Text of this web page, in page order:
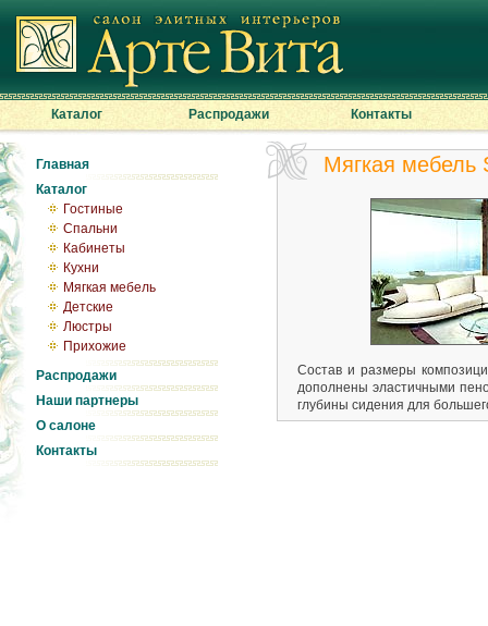
Каталог Распродажи Контакты
Главная
Каталог
Гостиные
Спальни
Кабинеты
Кухни
Мягкая мебель
Детские
Люстры
Прихожие
Распродажи
Наши партнеры
О салоне
Контакты
Мягкая мебель
Состав и размеры
дополнены эластичными
глубины сидения для